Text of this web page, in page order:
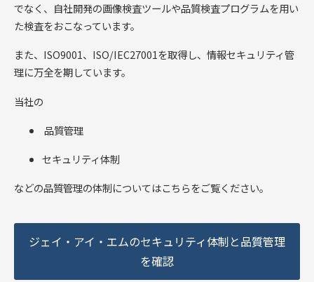
でなく、自社開発の画像検査ツールや品質検査プログラムを用い
た検査をおこなっています。
また、ISO9001、ISO/IEC27001を取得し、情報セキュリティ管
理に万全を期しています。
当社の
品質管理
セキュリティ体制
などの品質管理の体制についてはこちらをご覧ください。
ジェイ・アイ・エムのセキュリティ体制と品質管理
を確認